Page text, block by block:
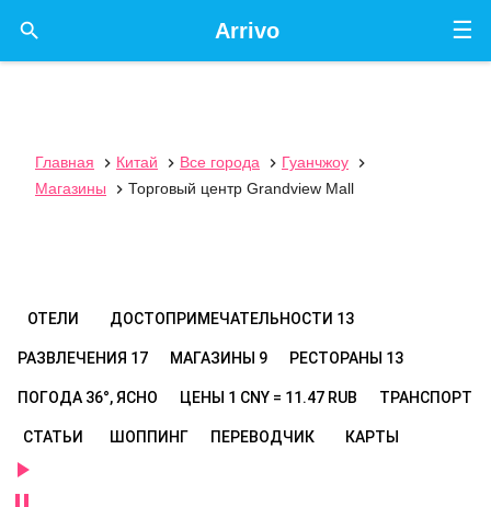
☰
Arrivo

Главная  Китай  Все города  Гуанчжоу

Магазины
 Торговый центр Grandview Mall
ОТЕЛИ ДОСТОПРИМЕЧАТЕЛЬНОСТИ 13
РАЗВЛЕЧЕНИЯ 17 МАГАЗИНЫ 9 РЕСТОРАНЫ 13
ПОГОДА 36°, ЯСНО ЦЕНЫ 1 CNY = 11.47 RUB ТРАНСПОРТ
СТАТЬИ ШОППИНГ ПЕРЕВОДЧИК КАРТЫ

